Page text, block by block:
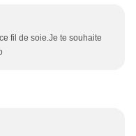
fil de soie.Je te souhaite